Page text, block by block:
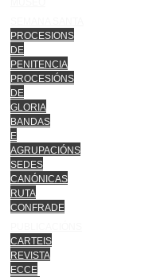
PROCESIONS
DE
PENITENCIA
PROCESIÓNS
DE
GLORIA
BANDAS
E
AGRUPACIÓNS
SEDES
CANÓNICAS
RUTA
CONFRADE
CARTEIS
REVISTA
ECCE